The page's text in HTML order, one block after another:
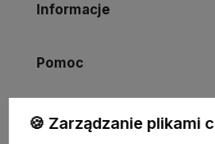
Informacje
Pomoc
Moje konto
🍪 Zarządzanie plikami